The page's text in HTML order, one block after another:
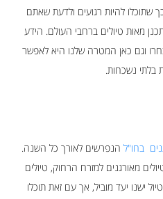
שתוכלו להיות רגועים ולדעת שאתם
מאות טיולים ברחבי העולם. הידע
וגם כאן המטרה שלנו היא לאפשר
בלתי נשכחות.
בחו"ל הנפרשים לאורך כל השנה.
מאורגנים למזרח הרחוק, טיולים
ישנו יעד מוביל, אך עם זאת תוכלו